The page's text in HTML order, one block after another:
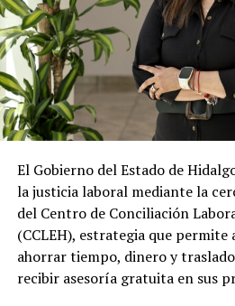
El Gobierno del Estado de
la justicia laboral mediante la
del Centro de Conciliación
(CCLEH), estrategia que permite
ahorrar tiempo, dinero y
recibir asesoría gratuita en sus